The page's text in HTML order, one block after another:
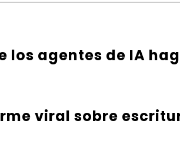
los agentes de IA
viral sobre